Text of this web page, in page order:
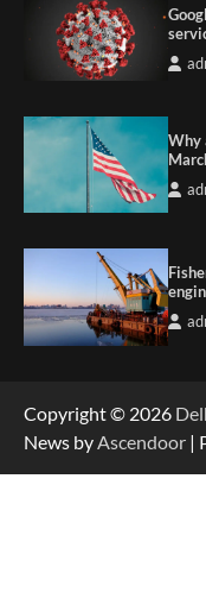
Why
Copyright © 2026
News byAscendoor |